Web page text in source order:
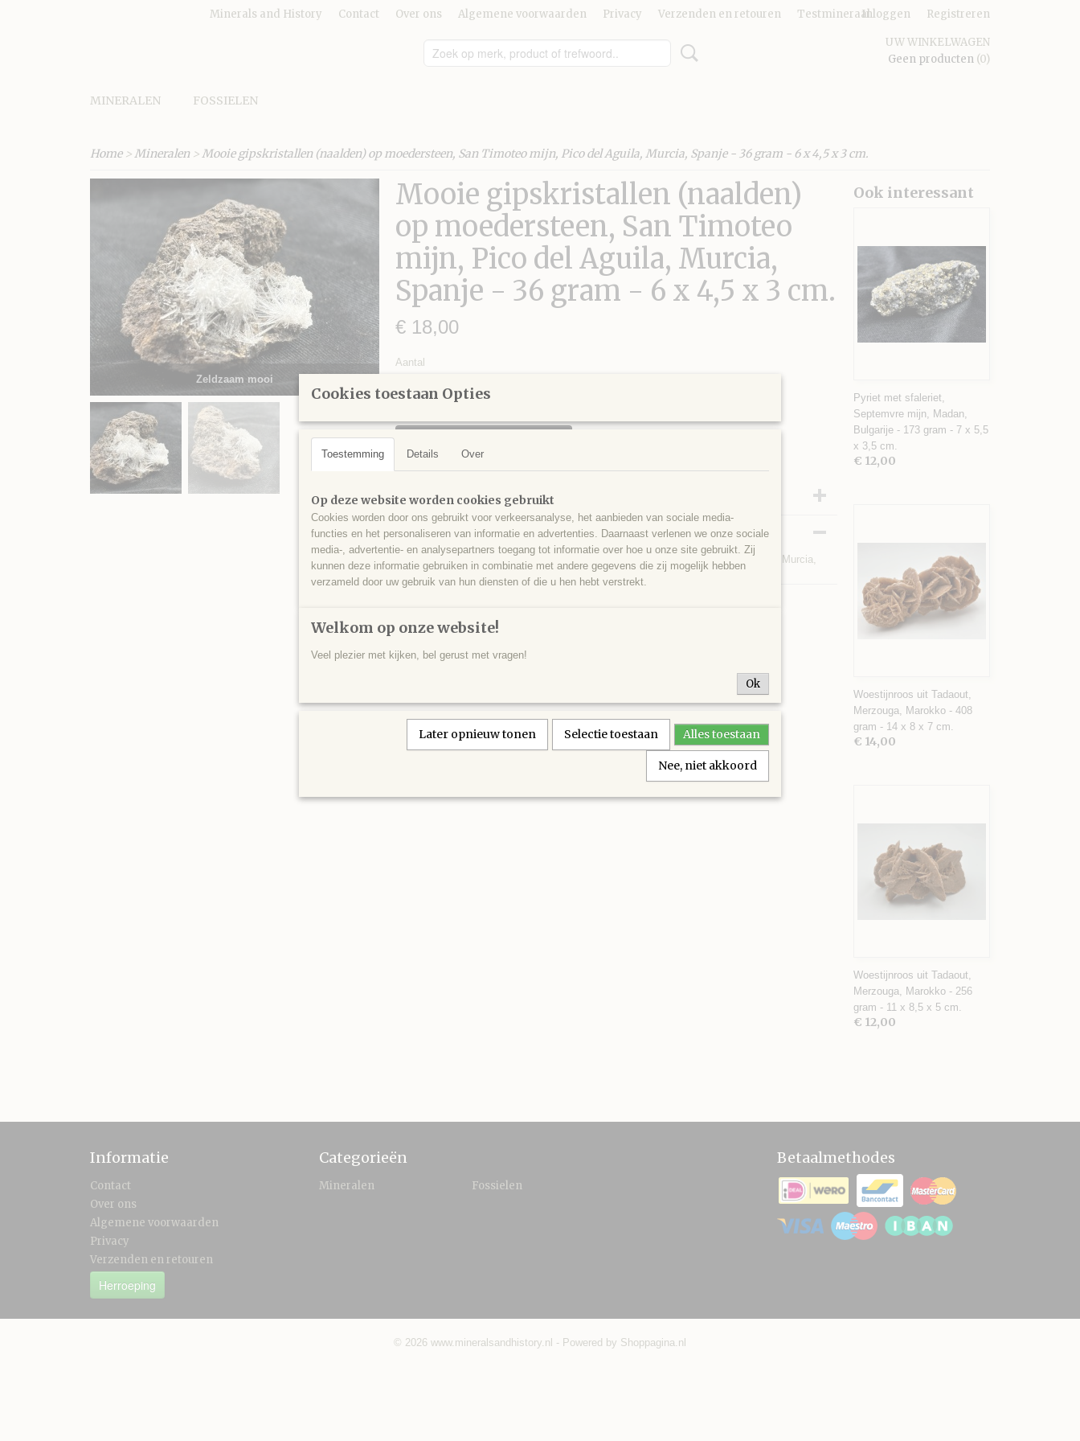
Minerals and History Contact Over ons Algemene voorwaarden Privacy Verzenden en retouren TestmineraalInloggen Registreren
UW WINKELWAGEN
Geen producten (0)
Cookies toestaan Opties
Toestemming Details Over
Op deze website worden cookies gebruikt
Cookies worden door ons gebruikt voor verkeersanalyse, het aanbieden van sociale media-
functies en het personaliseren van informatie en advertenties. Daarnaast verlenen we onze sociale
media-, advertentie- en analysepartners toegang tot informatie over hoe u onze site gebruikt. Zij
kunnen deze informatie gebruiken in combinatie met andere gegevens die zij mogelijk hebben
verzameld door uw gebruik van hun diensten of die u hen hebt verstrekt.
Welkom op onze website!
Veel plezier met kijken, bel gerust met vragen!
Ok
Later opnieuw tonen Selectie toestaan Alles toestaan
Nee, niet akkoord
MINERALEN FOSSIELEN
Home>Mineralen >Mooie gipskristallen (naalden) op moedersteen, San Timoteo mijn, Pico del Aguila, Murcia, Spanje - 36 gram - 6 x 4,5 x 3 cm.
Zeldzaam mooi
Mooie gipskristallen (naalden)
op moedersteen, San Timoteo
mijn, Pico del Aguila, Murcia,
Spanje - 36 gram - 6 x 4,5 x 3 cm.
€ 18,00
Aantal
Specificaties
Productcode
GIP0004
EAN code
125
Omschrijving
Mooie gipskristallen (naalden) op moedersteen, San Timoteo mijn, Pico del Aguila, Murcia,
Spanje - 36 gram - 6 x 4,5 x 3 cm.
Ook interessant
Pyriet met sfaleriet,
Septemvre mijn, Madan,
Bulgarije - 173 gram - 7 x 5,5
x 3,5 cm.
€ 12,00
Woestijnroos uit Tadaout,
Merzouga, Marokko - 408
gram - 14 x 8 x 7 cm.
€ 14,00
Woestijnroos uit Tadaout,
Merzouga, Marokko - 256
gram - 11 x 8,5 x 5 cm.
€ 12,00
Informatie
Contact
Over ons
Algemene voorwaarden
Privacy
Verzenden en retouren
Herroeping
Categorieën
Mineralen Fossielen
Betaalmethodes
© 2026 www.mineralsandhistory.nl - Powered by Shoppagina.nl